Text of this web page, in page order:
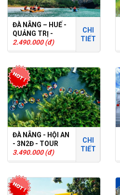
ĐÀ NẴNG – HUẾ -
QUẢNG TRỊ -
QUẢNG BÌNH
2N1Đ
2.490.000 (đ)
CHI
TIẾT
ĐÀ NẴNG - HỘI AN
- 3N2Đ - TOUR
GHÉP
3.490.000 (đ)
CHI
TIẾT